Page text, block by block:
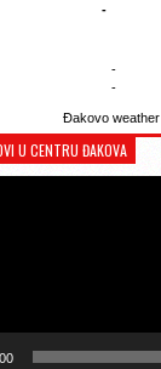
-
-
-
Đakovo weather
U CENTRU ĐAKOVA